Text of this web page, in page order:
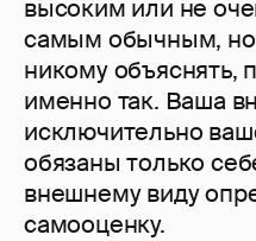
высоким или не
самым обычным,
никому объяснять,
именно так. Ваша
исключительно
обязаны только
внешнему виду
самооценку.